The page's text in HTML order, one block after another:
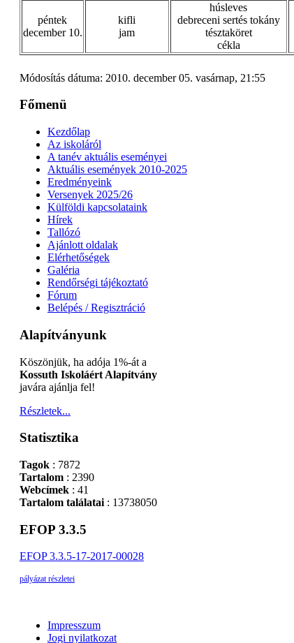
péntek
december 10.
kifli
jam
húsleves
debreceni sertés tokány
tésztaköret
cékla
Módosítás dátuma: 2010. december 05. vasárnap, 21:55
Főmenü
Kezdőlap
Az iskoláról
A tanév aktuális eseményei
Aktuális események 2010-2025
Eredményeink
Versenyek 2025/26
Külföldi kapcsolataink
Hírek
Tallózó
Ajánlott oldalak
Elérhetőségek
Galéria
Rendőrségi tájékoztató
Fórum
Belépés / Regisztráció
Alapítványunk
Köszönjük, ha adója 1%-át a
Kossuth Iskoláért Alapítvány
javára ajánlja fel!
Részletek...
Statisztika
Tagok: 7872
Tartalom: 2390
Webcímek: 41
Tartalom találatai: 13738050
EFOP 3.3.5
EFOP 3.3.5-17-2017-00028
pályázat részletei
Impresszum
Jogi nyilatkozat